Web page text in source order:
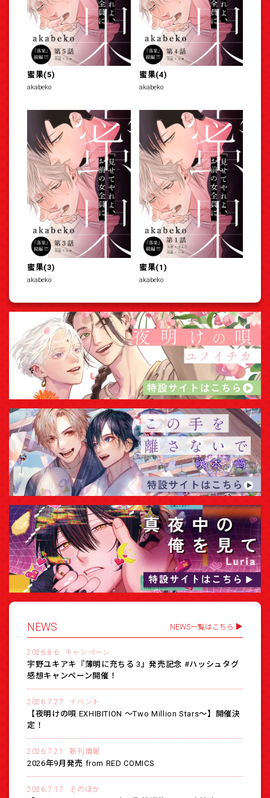
蜜果(5)
akabeko
蜜果(4)
akabeko
蜜果(3)
akabeko
蜜果(1)
akabeko
NEWS NEWS一覧はこちら
2026.8.6 キャンペーン
宇野ユキアキ『薄明に充ちる 3』発売記念 #ハッシュタグ
感想キャンペーン開催！
2026.7.27 イベント
【夜明けの唄 EXHIBITION 〜Two Million Stars〜】開催決
定！
2026.7.21 新刊情報
2026年9月発売 from RED COMICS
2026.7.17 そのほか